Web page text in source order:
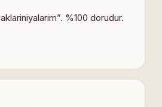
%100 dorudur.